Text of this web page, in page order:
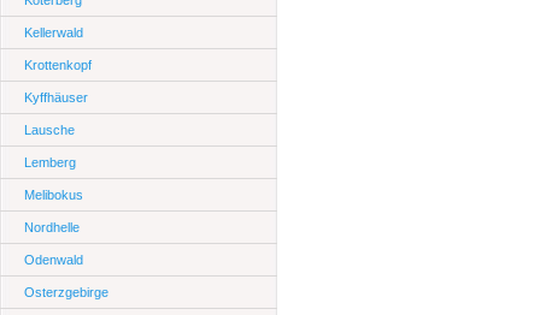
Kellerwald
Krottenkopf
Kyffhäuser
Lausche
Lemberg
Melibokus
Nordhelle
Odenwald
Osterzgebirge